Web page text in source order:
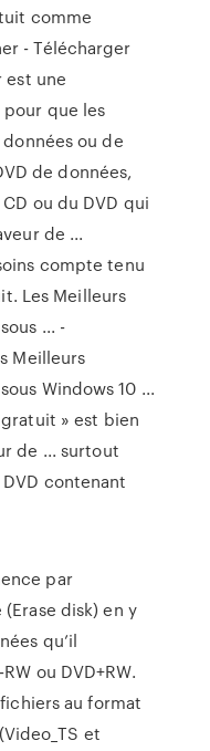
comme
- Télécharger
une
que les
ou de
de données,
ou du DVD qui
de ...
compte tenu
Les Meilleurs
... -
Meilleurs
Windows 10 ...
» est bien
de ... surtout
contenant
par
disk) en y
qu’il
ou DVD+RW.
au format
et